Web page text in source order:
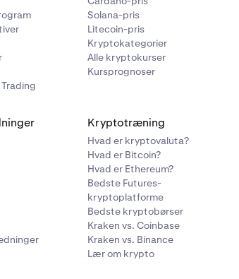
Solana-pris
Litecoin-pris
Kryptokategorier
Alle kryptokurser
Kursprognoser
Kryptotræning
Hvad er kryptovaluta?
Hvad er Bitcoin?
Hvad er Ethereum?
Bedste Futures-
kryptoplatforme
Bedste kryptobørser
Kraken vs. Coinbase
Kraken vs. Binance
Lær om krypto